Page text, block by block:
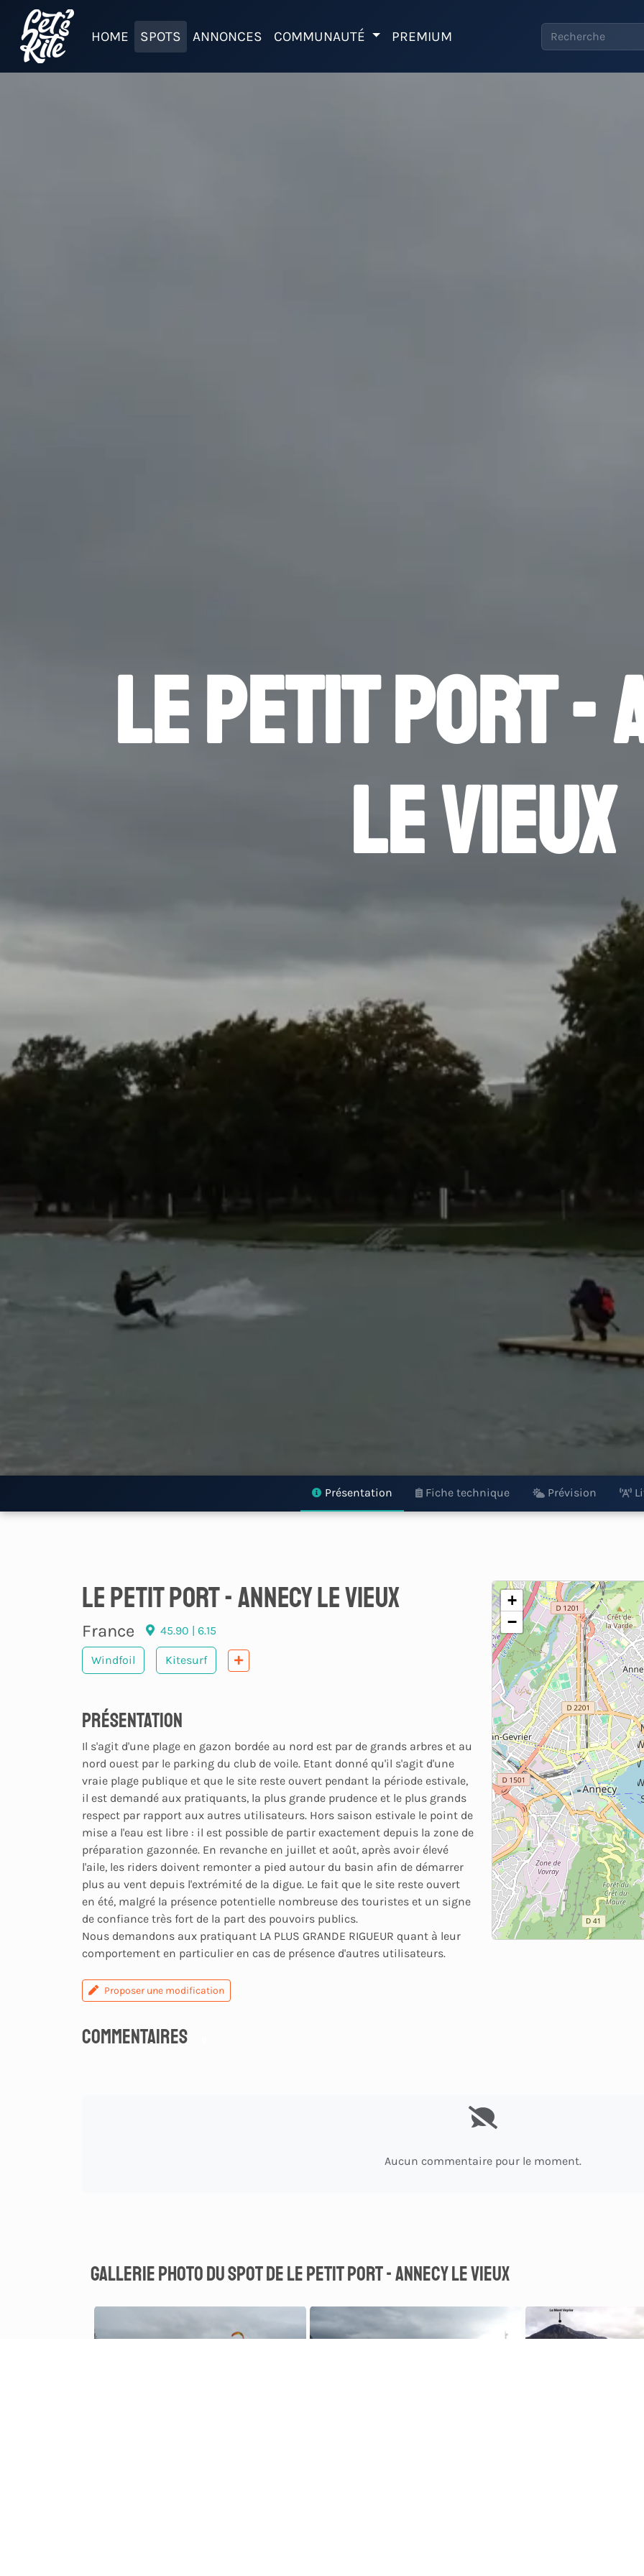
HOME SPOTS ANNONCES COMMUNAUTÉ PREMIUM
Le petit port -
le vieux
Présentation Fiche technique Prévision
Le petit port - Annecy le vieux
France 45.90 | 6.15
Windfoil Kitesurf
Présentation
Il s'agit d'une plage en gazon bordée au nord est par de grands arbres et au
nord ouest par le parking du club de voile. Etant donné qu'il s'agit d'une
vraie plage publique et que le site reste ouvert pendant la période estivale,
il est demandé aux pratiquants, la plus grande prudence et le plus grands
respect par rapport aux autres utilisateurs. Hors saison estivale le point de
mise a l'eau est libre : il est possible de partir exactement depuis la zone de
préparation gazonnée. En revanche en juillet et août, après avoir élevé
l'aile, les riders doivent remonter a pied autour du basin afin de démarrer
plus au vent depuis l'extrémité de la digue. Le fait que le site reste ouvert
en été, malgré la présence potentielle nombreuse des touristes et un signe
de confiance très fort de la part des pouvoirs publics.
Nous demandons aux pratiquant LA PLUS GRANDE RIGUEUR quant à leur
comportement en particulier en cas de présence d'autres utilisateurs.
Proposer une modification
W
+
−
Commentaires
Aucun commentaire pour le moment.
Gallerie photo du spot de Le petit port - Annecy le vieux